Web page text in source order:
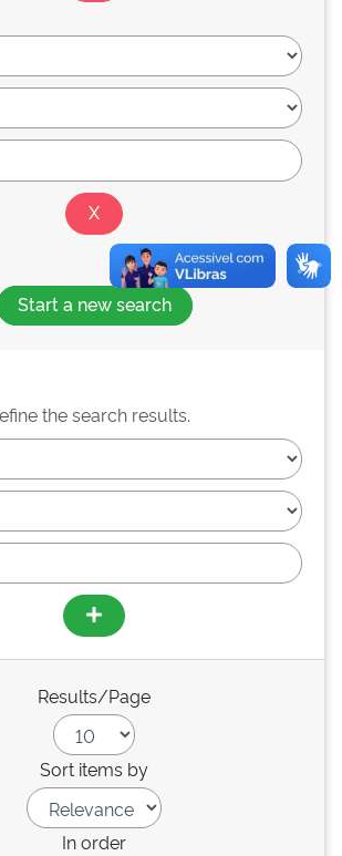
Start a new search
the search results.
Results/Page
Sort items by
In order